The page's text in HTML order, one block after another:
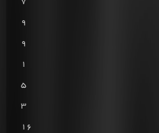
7
9
9
1
5
3
16